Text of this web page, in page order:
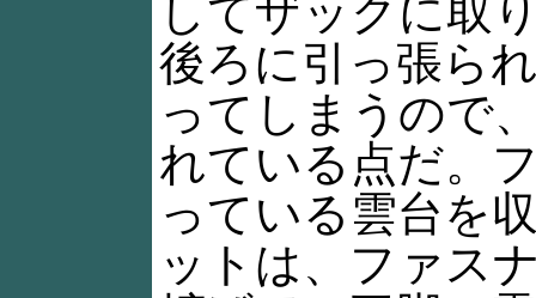
してザックに取
後ろに引っ張ら
ってしまうので
れている点だ。
っている雲台を
ットは、ファス